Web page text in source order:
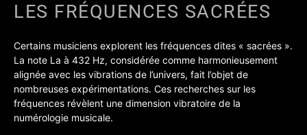
LES FRÉQUENCES SACRÉES
Certains musiciens explorent les fréquences dites « sacrées ».
La note La à 432 Hz, considérée comme harmonieusement
alignée avec les vibrations de l’univers, fait l’objet de
nombreuses expérimentations. Ces recherches sur les
fréquences révèlent une dimension vibratoire de la
numérologie musicale.